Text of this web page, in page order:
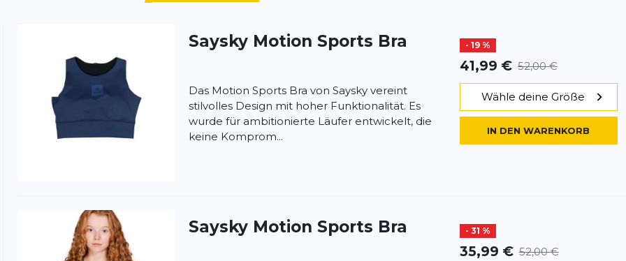
Saysky Motion Sports Bra - 19 %
41,99 € 52,00 €
Das Motion Sports Bra von Saysky vereint
stilvolles Design mit hoher Funktionalität. Es
wurde für ambitionierte Läufer entwickelt, die
keine Komprom...
Wähle deine Größe
IN DEN WARENKORB
Saysky Motion Sports Bra - 31 %
35,99 € 52,00 €